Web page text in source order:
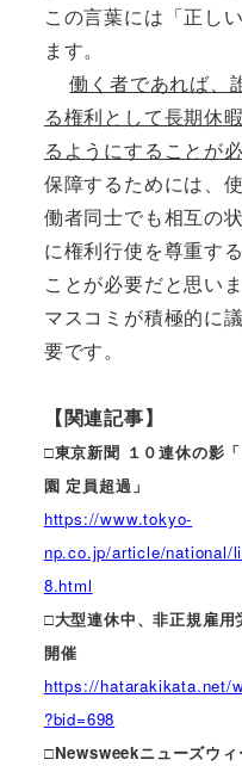
この言葉には「正し
ます。
働く者であれば、
る権利として長期休
るようにすることが必
保障するためには、
働者同士でも相互の
に権利行使を尊重す
ことが必要だと思い
マスコミが積極的に
要です。
【関連記事】
□東京新聞 １０連休の影
園 定員超過」
https://www.tokyo-
np.co.jp/article/national/
8.html
□大型連休中、非正規雇用
開催
https://hatarakikata.net/
?bid=698
□Newsweekニューズウィ